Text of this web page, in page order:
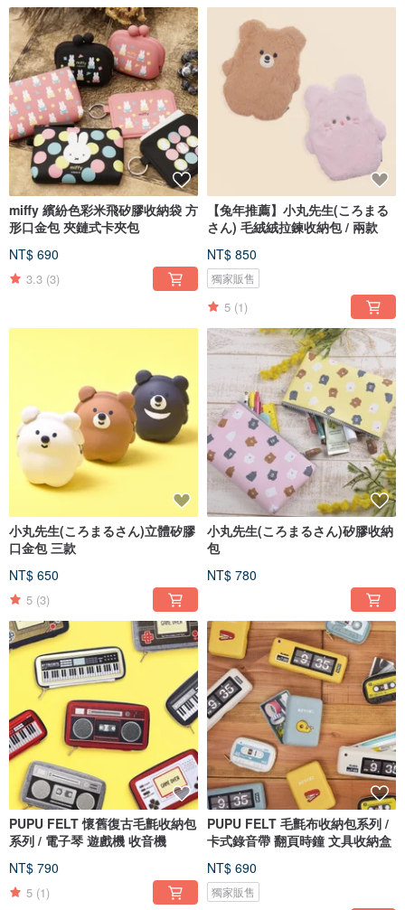
miffy 繽紛色彩米飛矽膠收納袋 方
形口金包 夾鏈式卡夾包
NT$ 690
3.3 (3)
【兔年推薦】小丸先生(ころまる
さん) 毛絨絨拉鍊收納包 / 兩款
NT$ 850
獨家販售
5 (1)
小丸先生(ころまるさん)立體矽膠
口金包 三款
NT$ 650
5 (3)
小丸先生(ころまるさん)矽膠收納
包
NT$ 780
PUPU FELT 懷舊復古毛氈收納包
系列 / 電子琴 遊戲機 收音機
NT$ 790
5 (1)
PUPU FELT 毛氈布收納包系列 /
卡式錄音帶 翻頁時鐘 文具收納盒
NT$ 690
獨家販售